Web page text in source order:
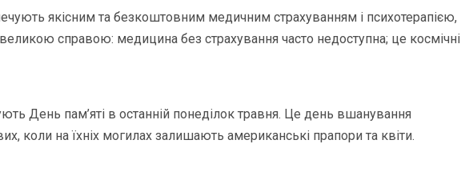
якісним та безкоштовним медичним страхуванням і психотерапією,
справою: медицина без страхування часто недоступна; це космічні
День пам’яті в останній понеділок травня. Це день вшанування
коли на їхніх могилах залишають американські прапори та квіти.